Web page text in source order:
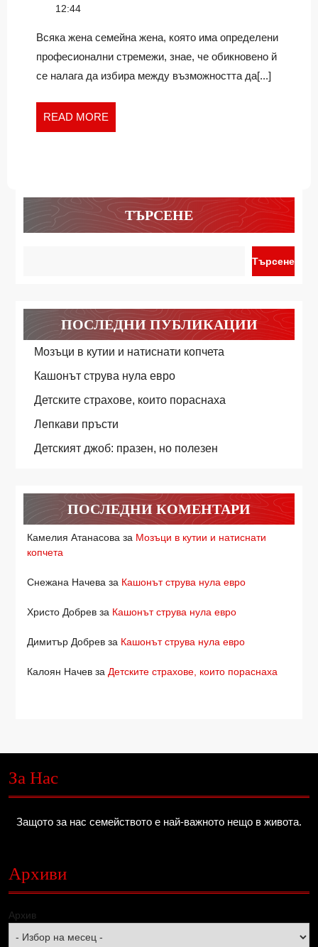
И
развитие
12:44
Всяка жена семейна жена, която има определени
професионални стремежи, знае, че обикновено й
се налага да избира между възможността да[...]
READ MORE
MORE
ТЪРСЕНЕ
Търсене
ПОСЛЕДНИ ПУБЛИКАЦИИ
Мозъци в кутии и натиснати копчета
Кашонът струва нула евро
Детските страхове, които пораснаха
Лепкави пръсти
Детският джоб: празен, но полезен
ПОСЛЕДНИ КОМЕНТАРИ
Камелия Атанасова за Мозъци в кутии и натиснати
копчета
Снежана Начева за Кашонът струва нула евро
Христо Добрев за Кашонът струва нула евро
Димитър Добрев за Кашонът струва нула евро
Калоян Начев за Детските страхове, които пораснаха
За Нас
Защото за нас семейството е най-важното нещо в живота.
Архиви
Архив